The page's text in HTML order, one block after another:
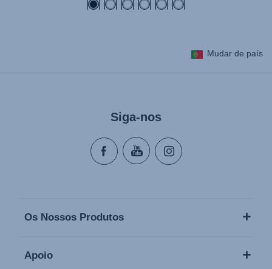
Mudar de país
Siga-nos
Os Nossos Produtos
Apoio